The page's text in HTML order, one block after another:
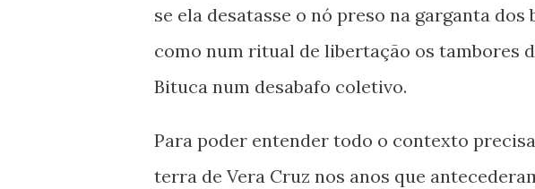
se ela desatasse o nó preso na garganta
como num ritual de libertação os tambores
Bituca num desabafo coletivo.
Para poder entender todo o contexto
terra de Vera Cruz nos anos que antecederam